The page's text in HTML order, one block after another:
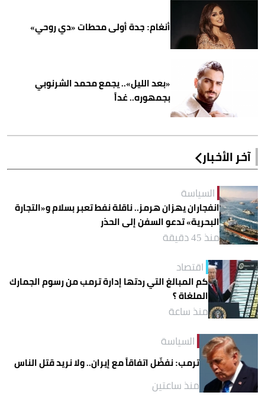
أنغام: جدة أولى محطات «دي روحي»
«بعد الليل».. يجمع محمد الشرنوبي
بجمهوره.. غداً
آخر الأخبار
السياسة
انفجاران يهزان هرمز.. ناقلة نفط تعبر بسلام و«التجارة
البحرية» تدعو السفن إلى الحذر
منذ 45 دقيقة
اقتصاد
كم المبالغ التي ردتها إدارة ترمب من رسوم الجمارك
الملغاة ؟
منذ ساعة
السياسة
ترمب: نفضّل اتفاقاً مع إيران.. ولا نريد قتل الناس
منذ ساعتين